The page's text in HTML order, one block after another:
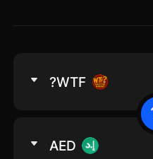
WTF?
AED